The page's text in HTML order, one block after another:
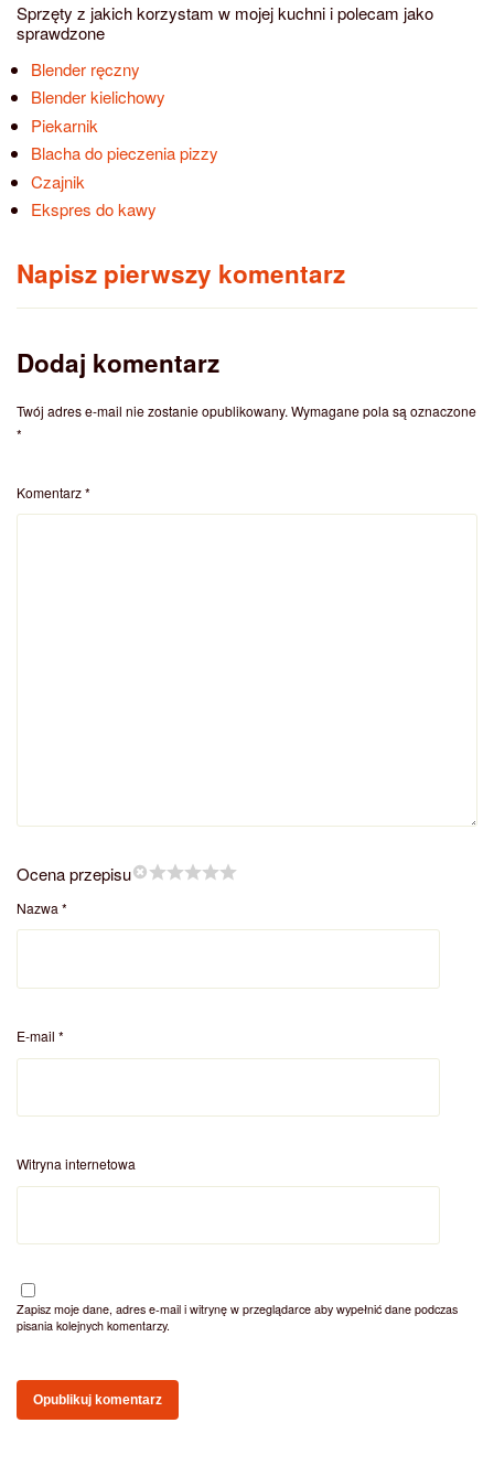
Sprzęty z jakich korzystam w mojej kuchni i polecam jako
sprawdzone
Blender ręczny
Blender kielichowy
Piekarnik
Blacha do pieczenia pizzy
Czajnik
Ekspres do kawy
Napisz pierwszy komentarz
Dodaj komentarz
Twój adres e-mail nie zostanie opublikowany. Wymagane pola są oznaczone
*
Komentarz*
Ocena przepisu
Nazwa *
E-mail *
Witryna internetowa
Zapisz moje dane, adres e-mail i witrynę w przeglądarce aby wypełnić dane podczas
pisania kolejnych komentarzy.